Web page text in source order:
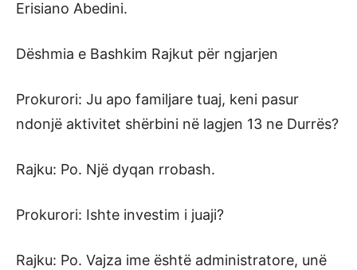
Erisiano Abedini.
Dëshmia e Bashkim Rajkut për ngjarjen
Prokurori: Ju apo familjare tuaj, keni pasur
ndonjë aktivitet shërbini në lagjen 13 ne Durrës?
Rajku: Po. Një dyqan rrobash.
Prokurori: Ishte investim i juaji?
Rajku: Po. Vajza ime është administratore, unë